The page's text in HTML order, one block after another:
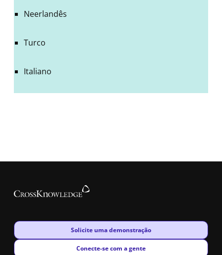
Neerlandês
Turco
Italiano
New window
Solicite uma demonstração
New window
Conecte-se com a gente